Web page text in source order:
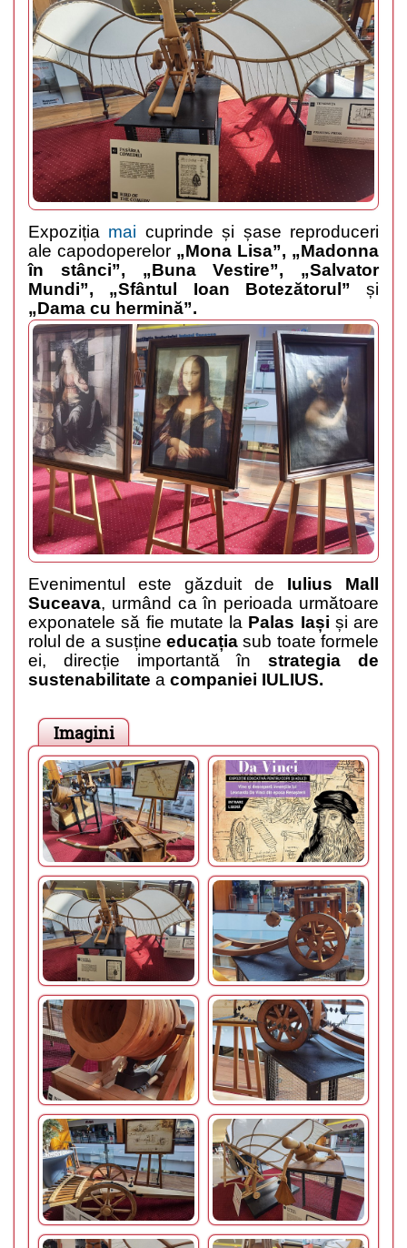
Expoziția mai cuprinde și șase reproduceri
ale capodoperelor „Mona Lisa”, „Madonna
în stânci”, „Buna Vestire”, „Salvator
Mundi”, „Sfântul Ioan Botezătorul” și
„Dama cu hermină”.
Evenimentul este găzduit de Iulius Mall
Suceava, urmând ca în perioada următoare
exponatele să fie mutate la Palas Iași și are
rolul de a susțineeducația sub toate formele
ei, direcție importantă înstrategia de
sustenabilitate a companiei IULIUS.
Imagini